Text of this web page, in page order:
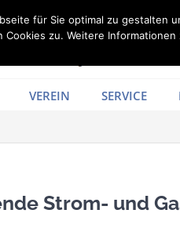
VEREIN SERVICE
Strom- und
für Sie optimal zu gestalten
Cookies zu. Weitere